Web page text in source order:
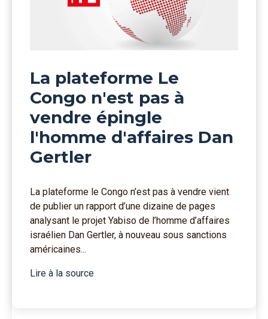
La plateforme Le
Congo n'est pas à
vendre épingle
l'homme d'affaires Dan
Gertler
La plateforme le Congo n’est pas à vendre vient
de publier un rapport d’une dizaine de pages
analysant le projet Yabiso de l’homme d’affaires
israélien Dan Gertler, à nouveau sous sanctions
américaines...
Lire à la source